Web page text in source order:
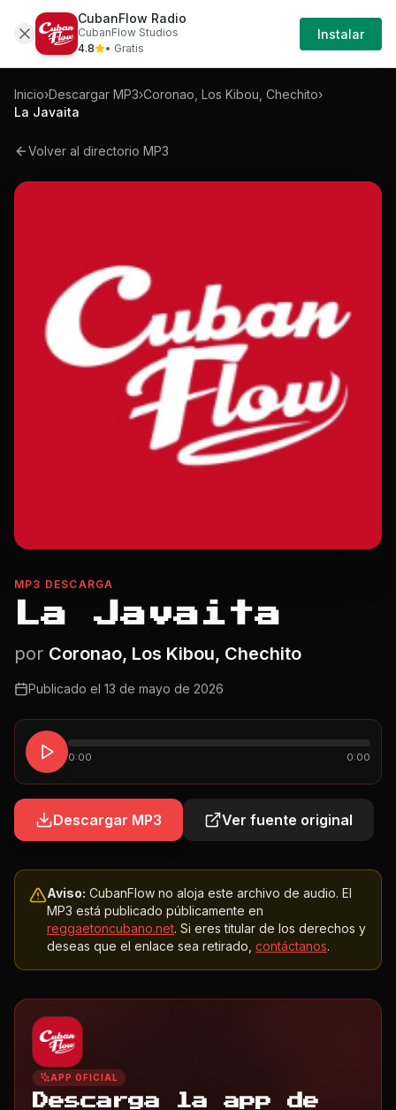
Mp3 Coronao-los-kibou-chechito-la-javaita-
Iniciar
Sesión
Inicio›Descargar MP3›Coronao, Los Kibou, Chechito›
La Javaita
Volver al directorio MP3
MP3 DESCARGA
La Javaita
por Coronao, Los Kibou, Chechito
Publicado el 13 de mayo de 2026
0:00 0:00
Descargar MP3 Ver fuente original
Aviso: CubanFlow no aloja este archivo de audio. El
MP3 está publicado públicamente en
reggaetoncubano.net. Si eres titular de los derechos y
deseas que el enlace sea retirado, contáctanos.
APP OFICIAL
Descarga la app de
CubanFlow Radio
CubanFlow Studios
4.8
• Gratis
Instalar